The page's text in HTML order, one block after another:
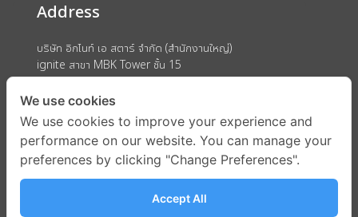
Address
บริษัท อิกไนท์ เอ สตาร์ จำกัด (สำนักงานใหญ่)
ignite สาขา MBK Tower ชั้น 15
ถนนพญาไท แขวงวังใหม่ เขตปทุมวัน กรุงเทพมหานคร 10330
We use cookies
We use cookies to improve your experience and
performance on our website. You can manage your
preferences by clicking "Change Preferences".
Accept All